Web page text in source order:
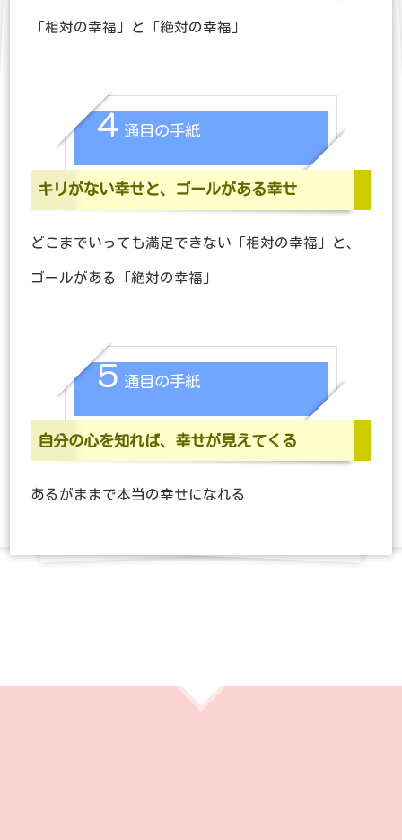
「相対の幸福」と「絶対の幸福」
４ 通目の手紙
キリがない幸せと、ゴールがある幸せ
どこまでいっても満足できない「相対の幸福」と、
ゴールがある「絶対の幸福」
５ 通目の手紙
自分の心を知れば、幸せが見えてくる
あるがままで本当の幸せになれる